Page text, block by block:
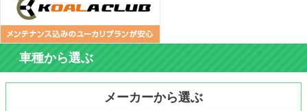
車種から選ぶ
メーカーから選ぶ